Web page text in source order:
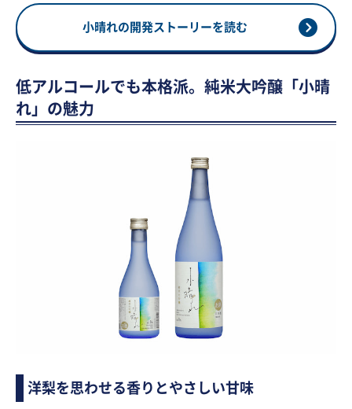
小晴れの開発ストーリーを読む
低アルコールでも本格派。純米大吟醸「小晴
れ」の魅力
洋梨を思わせる香りとやさしい甘味